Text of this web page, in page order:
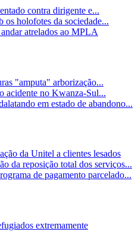
contra dirigente e...
holofotes da sociedade...
atrelados ao MPLA
"amputa" arborização...
acidente no Kwanza-Sul...
em estado de abandono...
da Unitel a clientes lesados
da reposição total dos serviços...
de pagamento parcelado...
extremamente